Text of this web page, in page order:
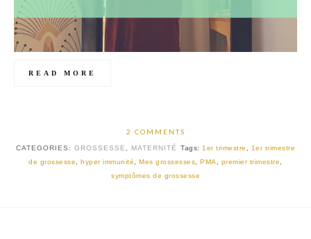
READ MORE
2 COMMENTS
CATEGORIES: GROSSESSE MATERNITÉ Tags: 1er trimestre
1er trimestre
de grossesse
,hyper immunité ,Mes grossesses ,PMA premier trimestre
symptômes de grossesse